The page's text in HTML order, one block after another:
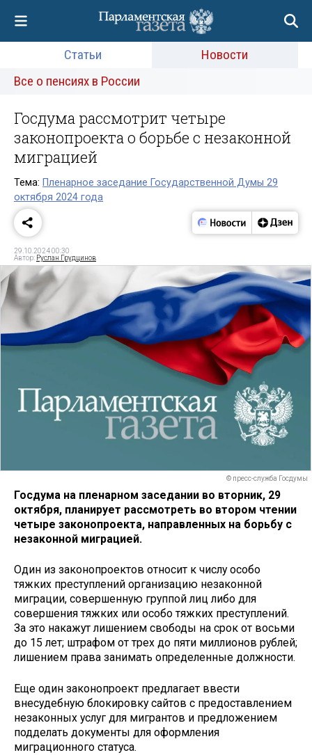
Статьи
Новости
Все о пенсиях в России
Госдума рассмотрит четыре
законопроекта о борьбе с незаконной
миграцией
Тема: Пленарное заседание Государственной Думы 29
октября 2024 года
29.10.2024 00:30
Автор: Руслан Грудцинов
© пресс-служба Госдумы
Госдума на пленарном заседании во вторник, 29
октября, планирует рассмотреть во втором чтении
четыре законопроекта, направленных на борьбу с
незаконной миграцией.
Один из законопроектов относит к числу особо
тяжких преступлений организацию незаконной
миграции, совершенную группой лиц либо для
совершения тяжких или особо тяжких преступлений.
За это накажут лишением свободы на срок от восьми
до 15 лет; штрафом от трех до пяти миллионов рублей;
лишением права занимать определенные должности.
Еще один законопроект предлагает ввести
внесудебную блокировку сайтов с предоставлением
незаконных услуг для мигрантов и предложением
подделать документы для оформления
миграционного статуса.